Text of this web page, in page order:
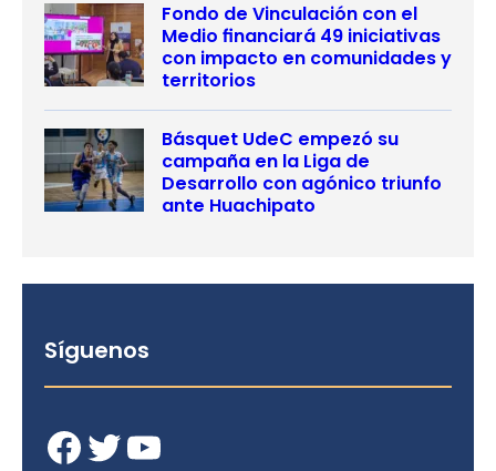
Fondo de Vinculación con el
Medio financiará 49 iniciativas
con impacto en comunidades y
territorios
Básquet UdeC empezó su
campaña en la Liga de
Desarrollo con agónico triunfo
ante Huachipato
Síguenos
Facebook Twitter YouTube